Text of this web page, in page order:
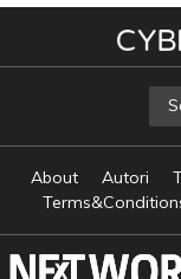
About Autori